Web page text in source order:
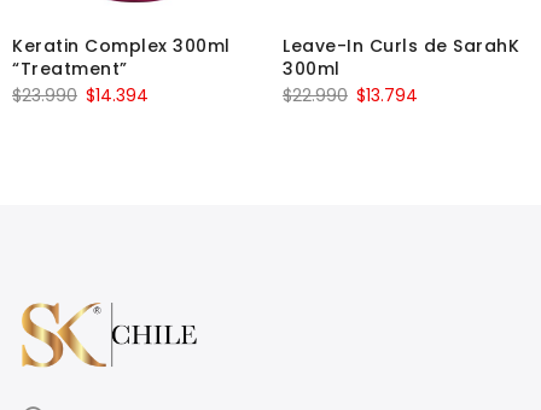
Keratin Complex 300ml
“Treatment”
$23.990 $14.394
Leave-In Curls de SarahK
300ml
$22.990 $13.794